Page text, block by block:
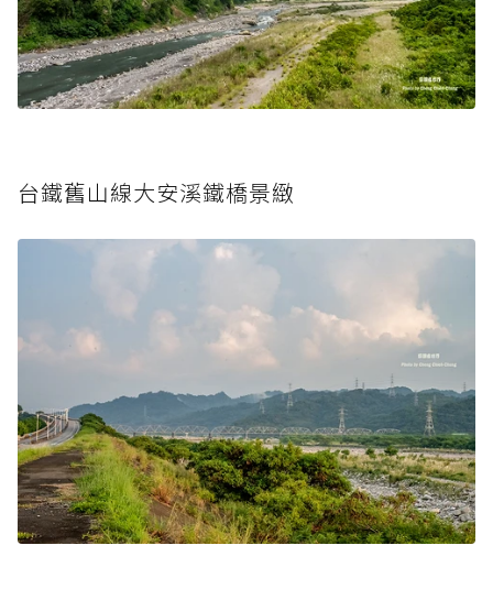
台鐵舊山線大安溪鐵橋景緻